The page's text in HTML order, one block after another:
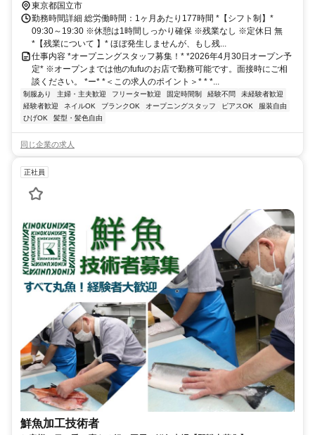
東京都国立市
勤務時間詳細 総労働時間：1ヶ月あたり177時間 *【シフト制】*
09:30～19:30 ※休憩は1時間しっかり確保 ※残業なし ※定休日 無
*【残業について 】* ほぼ発生しませんが、もし残...
仕事内容 *オープニングスタッフ募集！* *2026年4月30日オープン予
定* ※オープンまでは他のfufuのお店で勤務可能です。面接時にご相
談ください。 *ー* *＜この求人のポイント＞* * *...
制服あり 主婦・主夫歓迎 フリーター歓迎 固定時間制 経験不問
未経験者歓迎
経験者歓迎
ネイルOK ブランクOK オープニングスタッフ ピアスOK
服装自由
ひげOK
髪型・髪色自由
同じ企業の求人
正社員
鮮魚加工技術者